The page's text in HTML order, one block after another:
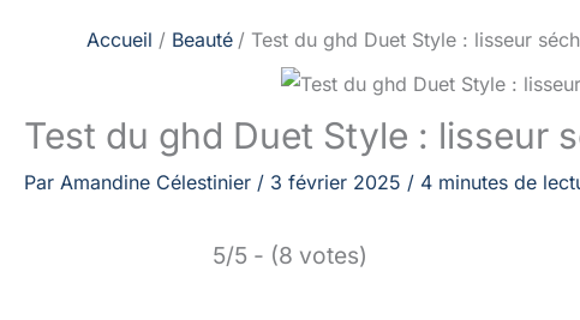
Accueil Beauté Test du ghd Duet Style : lisseur
Test du ghd Duet Style : lisseur
Par Amandine Célestinier / 3 février 2025 / 4 minutes de
5/5 - (8 votes)